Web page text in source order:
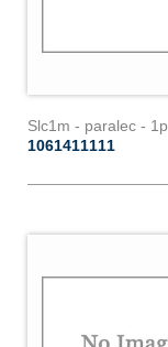
1061411111